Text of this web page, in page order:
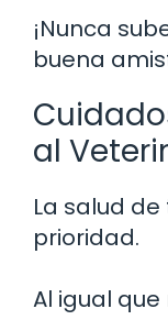
¡Nunca
buena
al
La salud
prioridad.
Al igual